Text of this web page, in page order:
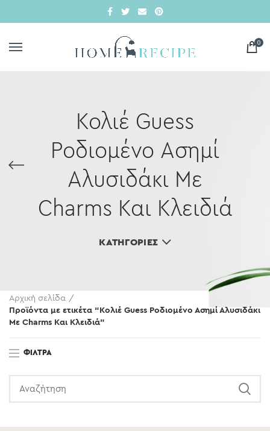
0
Κολιέ Guess
Ροδιομένο Ασημί
Αλυσιδάκι Με
Charms Και Κλειδιά
ΚΑΤΗΓΟΡΊΕΣ
Αρχική σελίδα
Προϊόντα με ετικέτα “Κολιέ Guess Ροδιομένο Ασημί Αλυσιδάκι
Με Charms Και Κλειδιά”
ΦΊΛΤΡΑ